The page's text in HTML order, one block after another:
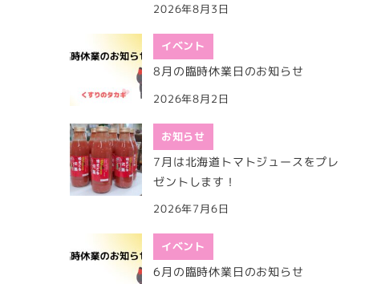
2026年8月3日
イベント
8月の臨時休業日のお知らせ
2026年8月2日
お知らせ
7月は北海道トマトジュースをプレ
ゼントします！
2026年7月6日
イベント
6月の臨時休業日のお知らせ